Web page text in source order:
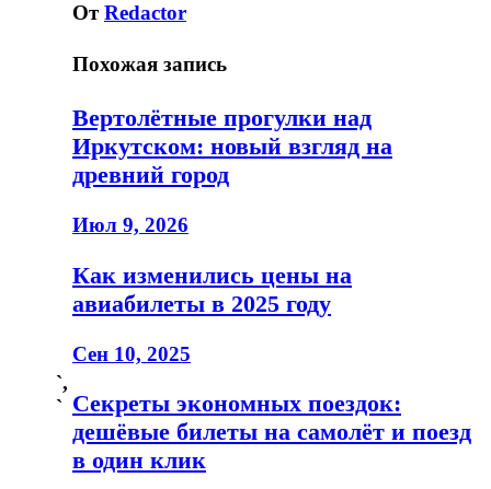
`,
`
ОтRedactor
Похожая запись
Вертолётные прогулки над
Иркутском: новый взгляд на
древний город
Июл 9, 2026
Как изменились цены на
авиабилеты в 2025 году
Сен 10, 2025
Секреты экономных поездок:
дешёвые билеты на самолёт и поезд
в один клик